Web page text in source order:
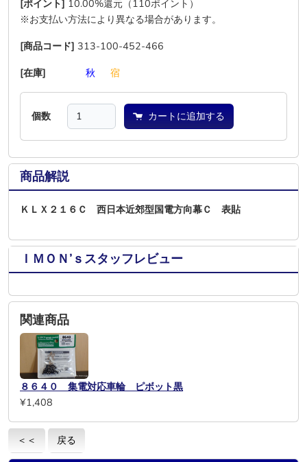
[ポイント] 10.00%還元（110ポイント）
※お支払い方法により異なる場合があります。
[商品コード] 313-100-452-466
[在庫]
秋 宿
個数 カートに追加する
商品解説
ＫＬＸ２１６Ｃ 西日本近郊型国電方向幕Ｃ 表貼
ＩＭＯＮ’ｓスタッフレビュー
関連商品
８６４０ 集電対応車輪 ピボット黒
¥1,408
＜＜ 戻る